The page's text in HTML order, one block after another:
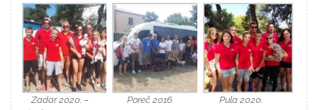
Zadar 2020. –
Poreč 2016. Pula 2020.